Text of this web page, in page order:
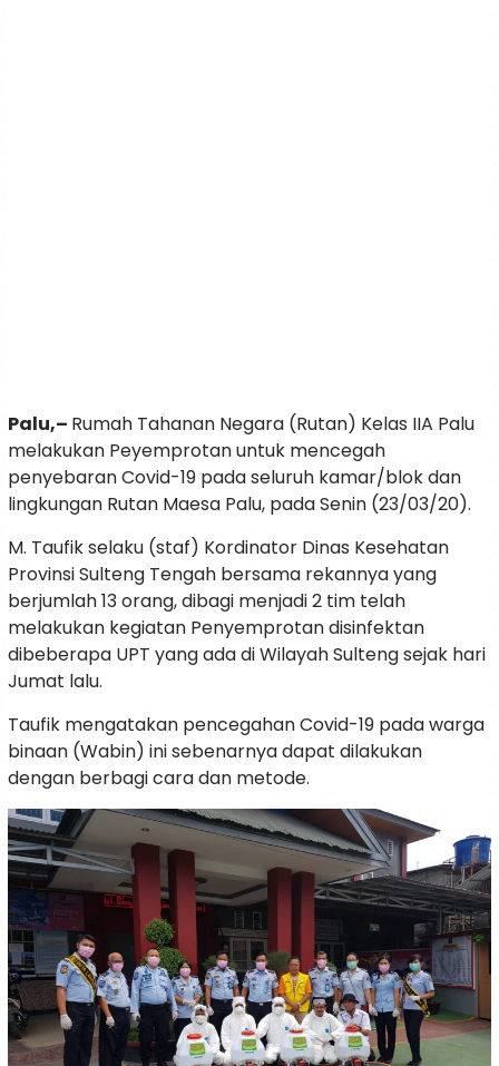
Palu,– Rumah Tahanan Negara (Rutan) Kelas IIA Palu
melakukan Peyemprotan untuk mencegah
penyebaran Covid-19 pada seluruh kamar/blok dan
lingkungan Rutan Maesa Palu, pada Senin (23/03/20).
M. Taufik selaku (staf) Kordinator Dinas Kesehatan
Provinsi Sulteng Tengah bersama rekannya yang
berjumlah 13 orang, dibagi menjadi 2 tim telah
melakukan kegiatan Penyemprotan disinfektan
dibeberapa UPT yang ada di Wilayah Sulteng sejak hari
Jumat lalu.
Taufik mengatakan pencegahan Covid-19 pada warga
binaan (Wabin) ini sebenarnya dapat dilakukan
dengan berbagi cara dan metode.